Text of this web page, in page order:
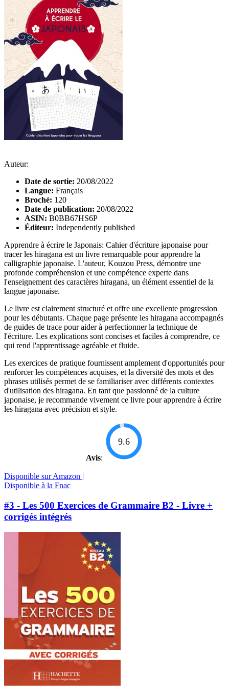
Auteur:
Date de sortie: 20/08/2022
Langue: Français
Broché: 120
Date de publication: 20/08/2022
ASIN: B0BB67HS6P
Éditeur: Independently published
Apprendre à écrire le Japonais: Cahier d'écriture japonaise pour
tracer les hiragana est un livre remarquable pour apprendre la
calligraphie japonaise. L'auteur, Kouzou Press, démontre une
profonde compréhension et une compétence experte dans
l'enseignement des caractères hiragana, un élément essentiel de la
langue japonaise.
Le livre est clairement structuré et offre une excellente progression
pour les débutants. Chaque page présente les hiragana accompagnés
de guides de trace pour aider à perfectionner la technique de
l'écriture. Les explications sont concises et faciles à comprendre, ce
qui rend l'apprentissage agréable et fluide.
Les exercices de pratique fournissent amplement d'opportunités pour
renforcer les compétences acquises, et la diversité des mots et des
phrases utilisés permet de se familiariser avec différents contextes
d'utilisation des hiragana. En tant que passionné de la culture
japonaise, je recommande vivement ce livre pour apprendre à écrire
les hiragana avec précision et style.
Avis:
9.6
Disponible sur Amazon |
Disponible à la Fnac
#3 - Les 500 Exercices de Grammaire B2 - Livre +
corrigés intégrés